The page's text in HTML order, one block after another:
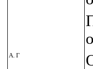
А. Г